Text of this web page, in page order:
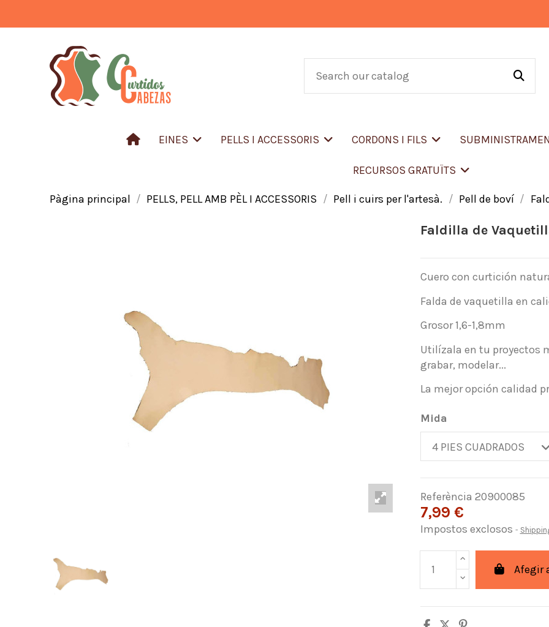
EINES PELLS I ACCESSORIS CORDONS I FILS
RECURSOS GRATUÏTS
Pàgina principal PELLS, PELL AMB PÈL I ACCESSORIS Pell i cuirs per l'artesà. Pell de boví
Faldilla de
Cuero con curtición
Falda de vaquetilla en
Grosor 1,6-1,8mm
Utilízala en tu proyectos
grabar, modelar...
La mejor opción calidad
Mida
Referència 20900085
7,99 €
Impostos exclosos
Afegir